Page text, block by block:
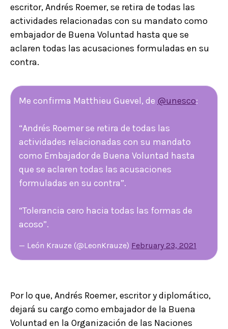
escritor, Andrés Roemer, se retira de todas las
actividades relacionadas con su mandato como
embajador de Buena Voluntad hasta que se
aclaren todas las acusaciones formuladas en su
contra.
Me confirma Matthieu Guevel, de @unesco:
“Andrés Roemer se retira de todas las
actividades relacionadas con su mandato
como Embajador de Buena Voluntad hasta
que se aclaren todas las acusaciones
formuladas en su contra”.
“Tolerancia cero hacia todas las formas de
acoso”.
— León Krauze (@LeonKrauze) February 23, 2021
Por lo que, Andrés Roemer, escritor y diplomático,
dejará su cargo como embajador de la Buena
Voluntad en la Organización de las Naciones